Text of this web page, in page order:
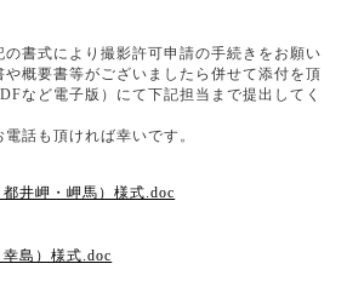
書式により撮影許可申請の手続きをお願い
や概要書等がございましたら併せて添付を頂
など電子版）にて下記担当まで提出してく
話も頂ければ幸いです。
井岬・岬馬）様式.doc
島）様式.doc